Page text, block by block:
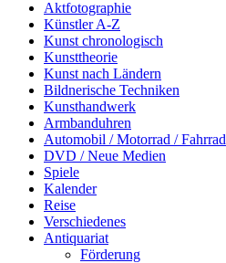
Aktfotographie
Künstler A-Z
Kunst chronologisch
Kunsttheorie
Kunst nach Ländern
Bildnerische Techniken
Kunsthandwerk
Armbanduhren
Automobil / Motorrad / Fahrrad
DVD / Neue Medien
Spiele
Kalender
Reise
Verschiedenes
Antiquariat
Förderung